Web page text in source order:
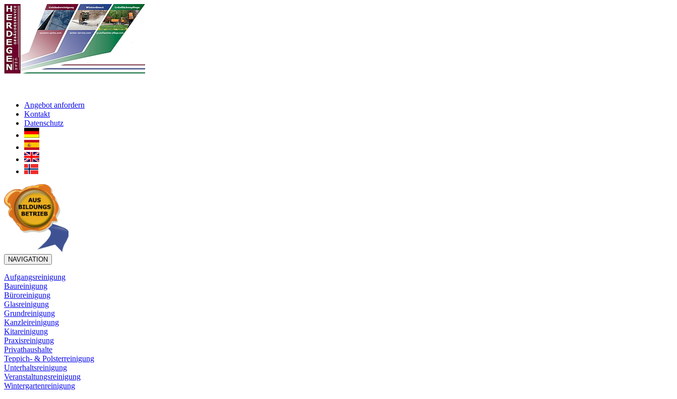
Angebot anfordern
Kontakt
Datenschutz
NAVIGATION
Aufgangsreinigung
Baureinigung
Büroreinigung
Glasreinigung
Grundreinigung
Kanzleireinigung
Kitareinigung
Praxisreinigung
Privathaushalte
Teppich- & Polsterreinigung
Unterhaltsreinigung
Veranstaltungsreinigung
Wintergartenreinigung